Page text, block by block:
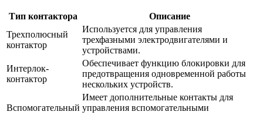
Тип контактора
Описание
Трехполюсный
контактор
Используется для управления
трехфазными электродвигателями и
устройствами.
Интерлок-
контактор
Обеспечивает функцию блокировки для
предотвращения одновременной работы
нескольких устройств.
Вспомогательный
Имеет дополнительные контакты для
управления вспомогательными